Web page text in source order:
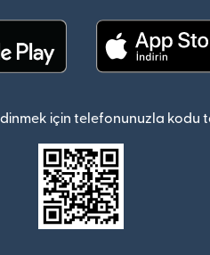
için telefonunuzla kodu